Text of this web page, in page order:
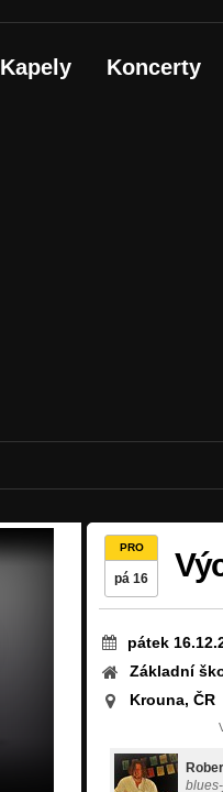
Kapely Koncerty
PRO
pá 16
pátek
Základní
Krouna, ČR